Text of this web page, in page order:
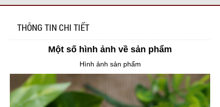
THÔNG TIN CHI TIẾT
Một số hình ảnh về sản phẩm
Hình ảnh sản phẩm